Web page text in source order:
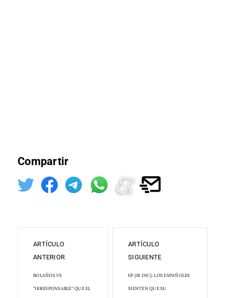
Compartir
ARTÍCULO
ANTERIOR
BOLAÑOS VE
"IRRESPONSABLE" QUE EL
ARTÍCULO
SIGUIENTE
EP (18 DIC): LOS ESPAÑOLES
SIENTEN QUE SU